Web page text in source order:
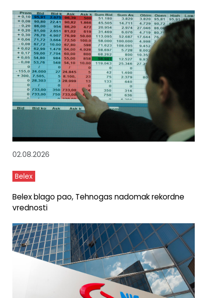
02.08.2026
Belex
Belex blago pao, Tehnogas nadomak rekordne
vrednosti